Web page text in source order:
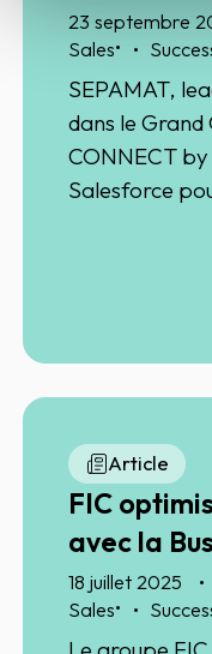
23 septembre
Sales•
SEPAMAT,
dans le Grand
CONNECT
Salesforce
gain de
comptabilité.
Article
FIC
avec la
18 juillet 2025
Sales•